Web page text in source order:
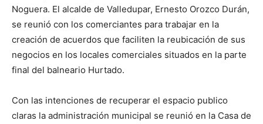
Noguera. El alcalde de Valledupar, Ernesto Orozco Durán,
se reunió con los comerciantes para trabajar en la
creación de acuerdos que faciliten la reubicación de sus
negocios en los locales comerciales situados en la parte
final del balneario Hurtado.
Con las intenciones de recuperar el espacio publico
claras la administración municipal se reunió en la Casa de